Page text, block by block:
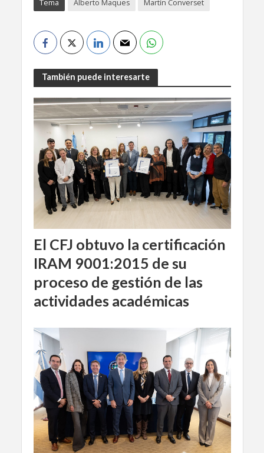
Tema Alberto Maques Martín Converset
También puede interesarte
El CFJ obtuvo la certificación
IRAM 9001:2015 de su
proceso de gestión de las
actividades académicas